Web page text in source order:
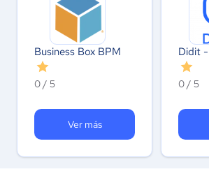
Business Box BPM
0 / 5
Ver más
Didit -
0 / 5